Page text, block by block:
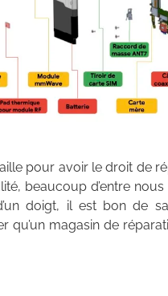
pour avoir le droit de
beaucoup d’entre
doigt, il est bon de
magasin de